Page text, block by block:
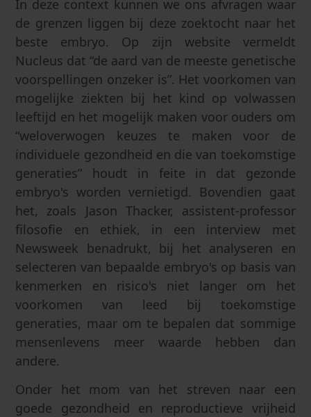
In deze context kunnen we ons afvragen waar
de grenzen liggen bij deze zoektocht naar het
beste embryo. Op zijn website vermeldt
Nucleus dat “de aard van de meeste genetische
voorspellingen onzeker is”. Het voorkomen van
mogelijke ziekten bij het kind op volwassen
leeftijd en het mogelijk maken voor ouders om
“weloverwogen keuzes te maken voor de
individuele gezondheid en die van toekomstige
generaties” houdt in feite in dat gezonde
embryo's worden vernietigd. Bovendien gaat
het, zoals Jason Thacker, assistent-professor
filosofie en ethiek, in een interview met
Newsweek benadrukt, bij het analyseren en
selecteren van bepaalde embryo's op basis van
kenmerken en risico's niet langer om het
voorkomen van leed bij toekomstige
generaties, maar om te bepalen dat sommige
mensenlevens meer waarde hebben dan
andere.
Onder het mom van het streven naar een
goede gezondheid en reproductieve vrijheid